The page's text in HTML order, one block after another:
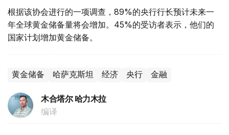
根据该协会进行的一项调查，89%的央行行长预计未来一
年全球黄金储备量将会增加。45%的受访者表示，他们的
国家计划增加黄金储备。
黄金储备 哈萨克斯坦 经济 央行 金融
木合塔尔 哈力木拉
编译